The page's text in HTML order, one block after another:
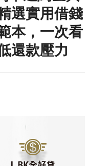
選實用借錢
本，一次看
還款壓力